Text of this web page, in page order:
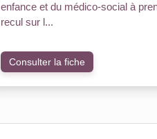
enfance et du médico-social à
recul sur l...
Consulter la fiche